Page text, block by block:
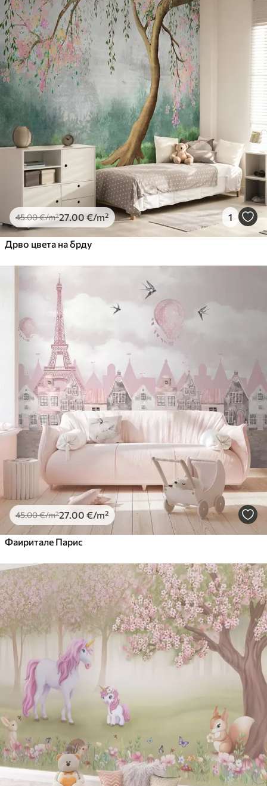
45.00€/m²27.00 €/m² 1
Дрво цвета на брду
45.00€/m²27 .00 €/m²
Фаиритале Парис